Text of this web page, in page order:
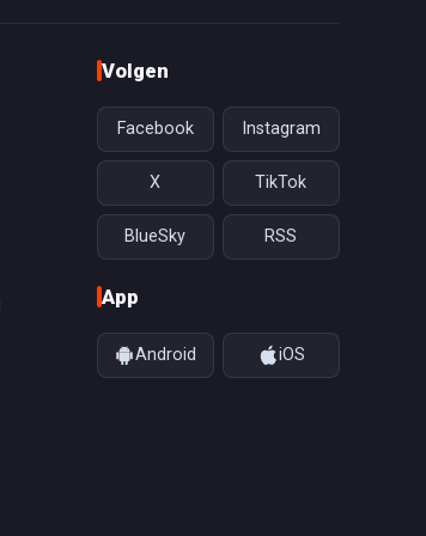
Volgen
Facebook Instagram
X TikTok
BlueSky RSS
App
Android iOS